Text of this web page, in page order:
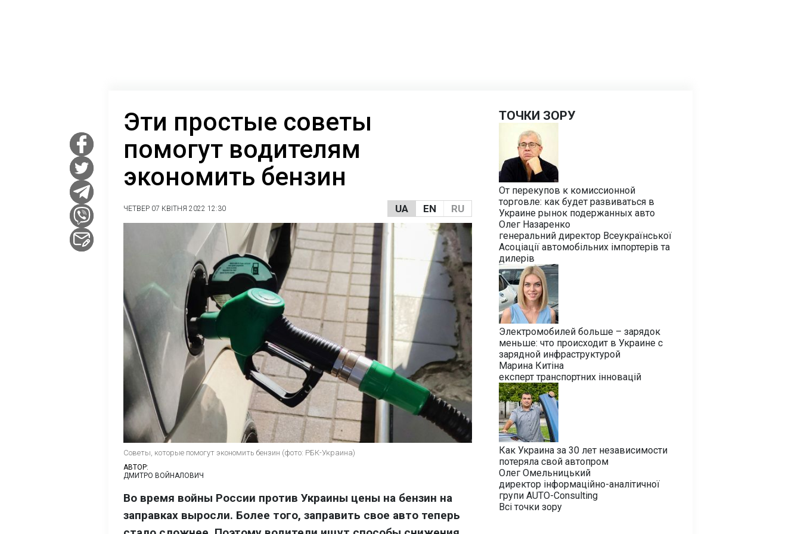
Эти простые советы
помогут водителям
экономить бензин
ЧЕТВЕР 07 КВІТНЯ 2022 12:30 UA EN RU
Советы, которые помогут экономить бензин (фото: РБК-Украина)
АВТОР:
ДМИТРО ВОЙНАЛОВИЧ
Во время войны России против Украины цены на бензин на
заправках выросли. Более того, заправить свое авто теперь
ТОЧКИ ЗОРУ
От перекупов к комиссионной
торговле: как будет развиваться в
Украине рынок подержанных авто
Олег Назаренко
генеральний директор Всеукраїнської
Асоціації автомобільних імпортерів та
дилерів
Электромобилей больше – зарядок
меньше: что происходит в Украине с
зарядной инфраструктурой
Марина Китіна
експерт транспортних інновацій
Как Украина за 30 лет независимости
потеряла свой автопром
Олег Омельницький
директор інформаційно-аналітичної
групи AUTO-Consulting
Всі точки зору